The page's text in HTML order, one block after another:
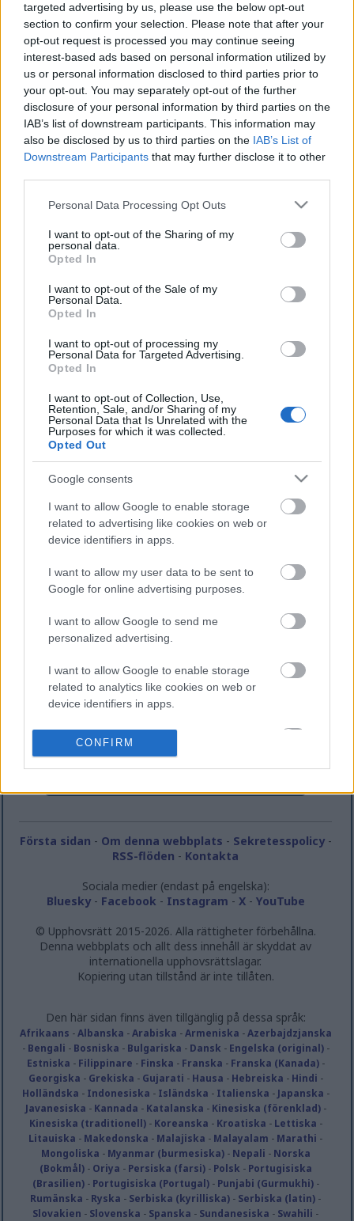
targeted advertising by us, please use the below opt-out
section to confirm your selection. Please note that after your
opt-out request is processed you may continue seeing
interest-based ads based on personal information utilized by
us or personal information disclosed to third parties prior to
your opt-out. You may separately opt-out of the further
disclosure of your personal information by third parties on the
IAB’s list of downstream participants. This information may
also be disclosed by us to third parties on the IAB’s List of
Downstream Participants that may further disclose it to other
Please note that this website/app uses one or more Google
not limited to your visit or usage behaviour. You may click to
grant or deny consent to Google and its third-party tags to
use your data for below specified purposes in below Google
consent section.
Personal Data Processing Opt Outs
I want to opt-out of the Sharing of my
personal data.
Opted In
I want to opt-out of the Sale of my
Personal Data.
Opted In
I want to opt-out of processing my
Personal Data for Targeted Advertising.
Opted In
I want to opt-out of Collection, Use,
Retention, Sale, and/or Sharing of my
Personal Data that Is Unrelated with the
Purposes for which it was collected.
Opted Out
Google consents
I want to allow Google to enable storage
related to advertising like cookies on web or
device identifiers in apps.
I want to allow my user data to be sent to
Google for online advertising purposes.
I want to allow Google to send me
personalized advertising.
I want to allow Google to enable storage
related to analytics like cookies on web or
device identifiers in apps.
I want to allow Google to enable storage
related to functionality of the website or app.
I want to allow Google to enable storage
related to security, including authentication
user protection.
CONFIRM
Webbplatsen startades omkring 2015 som en blogg
och en plats för mig att lagra och publicera mina
mindre en-sidiga projekt utan krångel och
kostnaden för att sätta upp en separat webbplats
för varje av dem. Den har genomgått flera revisioner
och redesigns – och den har till och med varit offline
ett tag på grund av ett massivt hårdvarufel på den
hyrda servern den körs på vid en mycket olycklig
tidpunkt, då jag helt enkelt inte hade tid att få igång
Den nuvarande versionen gick live i januari 2025
innan jag satte igång den på en ny server. Den körs
på en ganska standard LEMP-stack och proxas av
Cloudflare.
Jag är intresserad av ett stort antal ämnen och när
tiden tillåter gillar jag att utforska och blogga om
alla av dem, så du ska inte förvänta dig ett
gemensamt tema över hela webbplatsen ;-) Jag
hoppas också kunna presentera innehåll från andra
vad som kan dyka upp här ;-)
Om författaren
Mikkel Christensen
Mikkel är skaparen och ägaren av miklix.com.
Han har över 20 års erfarenhet som
professionell
datorprogrammerare/mjukvaruutvecklare och är
för närvarande heltidsanställd på ett stort
han sin fritid åt en mängd olika intressen,
hobbies och aktiviteter, vilket i viss mån kan
återspeglas i de olika ämnen som behandlas på
Första sidan - Om denna webbplats - Sekretesspolicy-
RSS-flöden - Kontakta
Sociala medier (endast på engelska):
Bluesky- Facebook - Instagram - X- YouTube
© Upphovsrätt 2015-2026. Alla rättigheter förbehållna.
Denna webbplats och allt dess innehåll är skyddat av
internationella upphovsrättslagar.
Kopiering utan tillstånd är inte tillåten.
Den här sidan finns även tillgänglig på dessa språk:
Afrikaans -Albanska -Arabiska -Armeniska -Azerbajdzjanska
- Bengali - Bosniska - Bulgariska - Dansk - Engelska (original)-
Estniska - Filippinare - Finska - Franska - Franska (Kanada)-
Georgiska - Grekiska - Gujarati - Hausa - Hebreiska - Hindi -
Holländska - Indonesiska - Isländska - Italienska -Japanska -
Javanesiska - Kannada - Katalanska - Kinesiska (förenklad)-
Kinesiska (traditionell)- Koreanska - Kroatiska - Lettiska -
Litauiska - Makedonska - Malajiska - Malayalam - Marathi -
Mongoliska - Myanmar (burmesiska)- Nepali - Norska
(Bokmål)- Oriya - Persiska (farsi)- Polsk - Portugisiska
(Brasilien)- Portugisiska (Portugal)- Punjabi (Gurmukhi)-
Rumänska - Ryska - Serbiska (kyrilliska) - Serbiska (latin) -
Slovakien - Slovenska - Spanska - Sundanesiska - Swahili -